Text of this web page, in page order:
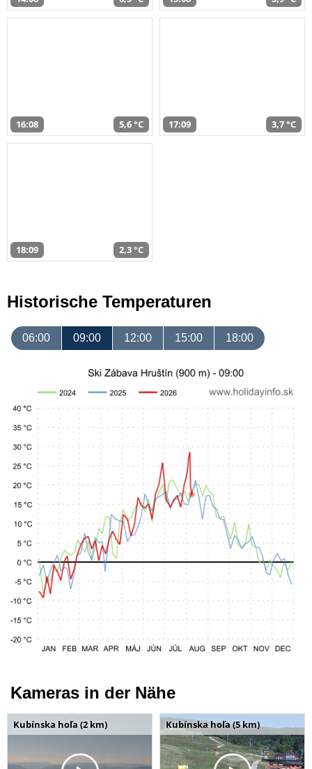
16:08 5,6 °C 17:09 3,7 °C
18:09 2,3 °C
Historische Temperaturen
06:00 09:00 12:00 15:00 18:00
Kameras in der Nähe
Kubínska hoľa (2 km) Kubínska hoľa (5 km)